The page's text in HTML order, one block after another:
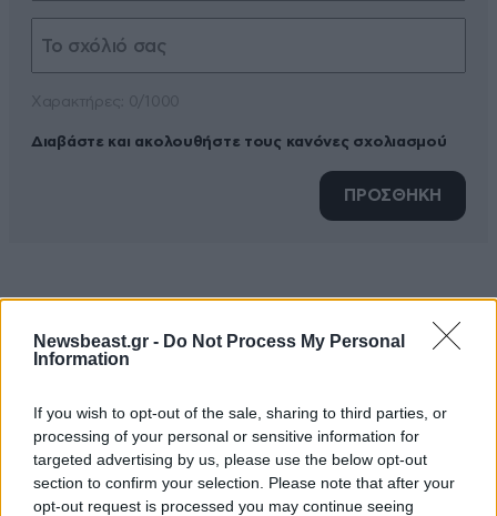
Newsbeast.gr - Do Not Process My Personal
Information
If you wish to opt-out of the sale, sharing to third parties, or
processing of your personal or sensitive information for
targeted advertising by us, please use the below opt-out
section to confirm your selection. Please note that after your
opt-out request is processed you may continue seeing
Διαβάστε και ακολουθήστε τους κανόνες σχολιασμού
ΠΡΟΣΘΗΚΗ